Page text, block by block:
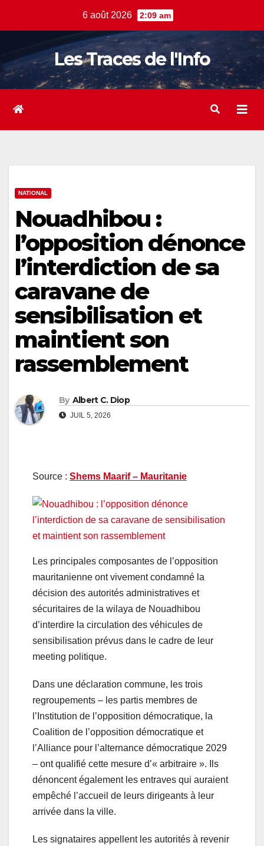
6 août 2026 2:09 am
Les Traces de l'Info
NATIONAL
Nouadhibou :
l’opposition dénonce
l’interdiction de sa
caravane de
sensibilisation et
maintient son
rassemblement
By Albert C. Diop
JUIL 5, 2026
Source : Shems Maarif – Mauritanie
Les principales composantes de l’opposition
mauritanienne ont vivement condamné la
décision des autorités administratives et
sécuritaires de la wilaya de Nouadhibou
d’interdire la circulation des véhicules de
sensibilisation prévus dans le cadre de leur
meeting politique.
Dans une déclaration commune, les trois
regroupements – les partis membres de
l’Institution de l’opposition démocratique, la
Coalition de l’opposition démocratique et
l’Alliance pour l’alternance démocratique 2029
– ont qualifié cette mesure d’« arbitraire ». Ils
dénoncent également les entraves qui auraient
empêché l’accueil de leurs dirigeants à leur
arrivée dans la ville.
Les signataires appellent les autorités à revenir